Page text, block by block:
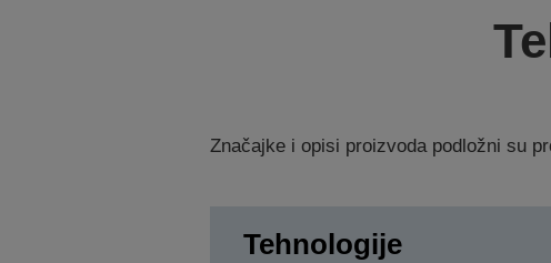
Značajke i opisi proizvoda podložni su
Tehnologije